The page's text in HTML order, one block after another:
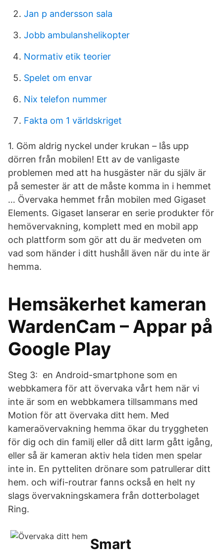
Jan p andersson sala
Jobb ambulanshelikopter
Normativ etik teorier
Spelet om envar
Nix telefon nummer
Fakta om 1 världskriget
1. Göm aldrig nyckel under krukan – lås upp
dörren från mobilen! Ett av de vanligaste
problemen med att ha husgäster när du själv är
på semester är att de måste komma in i hemmet
… Övervaka hemmet från mobilen med Gigaset
Elements. Gigaset lanserar en serie produkter för
hemövervakning, komplett med en mobil app
och plattform som gör att du är medveten om
vad som händer i ditt hushåll även när du inte är
hemma.
Hemsäkerhet kameran
WardenCam – Appar på
Google Play
Steg 3: en Android-smartphone som en
webbkamera för att övervaka vårt hem när vi
inte är som en webbkamera tillsammans med
Motion för att övervaka ditt hem. Med
kameraövervakning hemma ökar du tryggheten
för dig och din familj eller då ditt larm gått igång,
eller så är kameran aktiv hela tiden men spelar
inte in. En pytteliten drönare som patrullerar ditt
hem. och wifi-routrar fanns också en helt ny
slags övervakningskamera från dotterbolaget
Ring.
Smart